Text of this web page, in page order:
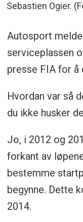
Sebastien Ogier.
Autosport
serviceplassen
presse FIA for
Hvordan var så
du ikke husker
Jo, i 2012 og
forkant av
bestemme
begynne. Dette
2014.